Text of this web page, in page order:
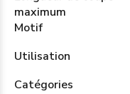
maximum
Motif
Utilisation
Catégories